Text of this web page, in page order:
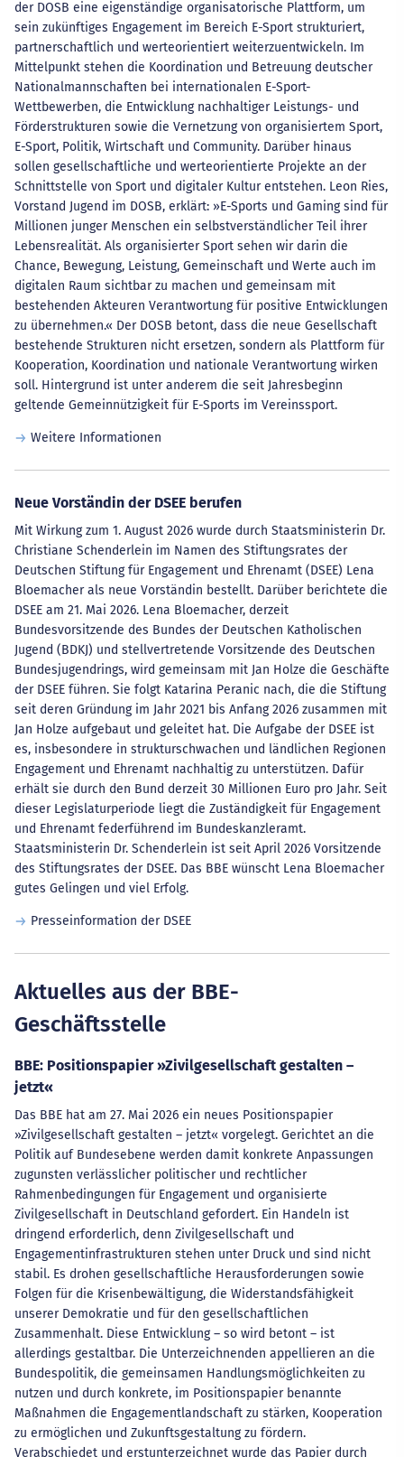
der DOSB eine eigenständige organisatorische Plattform, um
sein zukünftiges Engagement im Bereich E-Sport strukturiert,
partnerschaftlich und werteorientiert weiterzuentwickeln. Im
Mittelpunkt stehen die Koordination und Betreuung deutscher
Nationalmannschaften bei internationalen E-Sport-
Wettbewerben, die Entwicklung nachhaltiger Leistungs- und
Förderstrukturen sowie die Vernetzung von organisiertem Sport,
E-Sport, Politik, Wirtschaft und Community. Darüber hinaus
sollen gesellschaftliche und werteorientierte Projekte an der
Schnittstelle von Sport und digitaler Kultur entstehen. Leon Ries,
Vorstand Jugend im DOSB, erklärt: »E-Sports und Gaming sind für
Millionen junger Menschen ein selbstverständlicher Teil ihrer
Lebensrealität. Als organisierter Sport sehen wir darin die
Chance, Bewegung, Leistung, Gemeinschaft und Werte auch im
digitalen Raum sichtbar zu machen und gemeinsam mit
bestehenden Akteuren Verantwortung für positive Entwicklungen
zu übernehmen.« Der DOSB betont, dass die neue Gesellschaft
bestehende Strukturen nicht ersetzen, sondern als Plattform für
Kooperation, Koordination und nationale Verantwortung wirken
soll. Hintergrund ist unter anderem die seit Jahresbeginn
geltende Gemeinnützigkeit für E-Sports im Vereinssport.
Weitere Informationen
Neue Vorständin der DSEE berufen
Mit Wirkung zum 1. August 2026 wurde durch Staatsministerin Dr.
Christiane Schenderlein im Namen des Stiftungsrates der
Deutschen Stiftung für Engagement und Ehrenamt (DSEE) Lena
Bloemacher als neue Vorständin bestellt. Darüber berichtete die
DSEE am 21. Mai 2026. Lena Bloemacher, derzeit
Bundesvorsitzende des Bundes der Deutschen Katholischen
Jugend (BDKJ) und stellvertretende Vorsitzende des Deutschen
Bundesjugendrings, wird gemeinsam mit Jan Holze die Geschäfte
der DSEE führen. Sie folgt Katarina Peranic nach, die die Stiftung
seit deren Gründung im Jahr 2021 bis Anfang 2026 zusammen mit
Jan Holze aufgebaut und geleitet hat. Die Aufgabe der DSEE ist
es, insbesondere in strukturschwachen und ländlichen Regionen
Engagement und Ehrenamt nachhaltig zu unterstützen. Dafür
erhält sie durch den Bund derzeit 30 Millionen Euro pro Jahr. Seit
dieser Legislaturperiode liegt die Zuständigkeit für Engagement
und Ehrenamt federführend im Bundeskanzleramt.
Staatsministerin Dr. Schenderlein ist seit April 2026 Vorsitzende
des Stiftungsrates der DSEE. Das BBE wünscht Lena Bloemacher
gutes Gelingen und viel Erfolg.
Presseinformation der DSEE
Aktuelles aus der BBE-
Geschäftsstelle
BBE: Positionspapier »Zivilgesellschaft gestalten –
jetzt«
Das BBE hat am 27. Mai 2026 ein neues Positionspapier
»Zivilgesellschaft gestalten – jetzt« vorgelegt. Gerichtet an die
Politik auf Bundesebene werden damit konkrete Anpassungen
zugunsten verlässlicher politischer und rechtlicher
Rahmenbedingungen für Engagement und organisierte
Zivilgesellschaft in Deutschland gefordert. Ein Handeln ist
dringend erforderlich, denn Zivilgesellschaft und
Engagementinfrastrukturen stehen unter Druck und sind nicht
stabil. Es drohen gesellschaftliche Herausforderungen sowie
Folgen für die Krisenbewältigung, die Widerstandsfähigkeit
unserer Demokratie und für den gesellschaftlichen
Zusammenhalt. Diese Entwicklung – so wird betont – ist
allerdings gestaltbar. Die Unterzeichnenden appellieren an die
Bundespolitik, die gemeinsamen Handlungsmöglichkeiten zu
nutzen und durch konkrete, im Positionspapier benannte
Maßnahmen die Engagementlandschaft zu stärken, Kooperation
zu ermöglichen und Zukunftsgestaltung zu fördern.
Verabschiedet und erstunterzeichnet wurde das Papier durch